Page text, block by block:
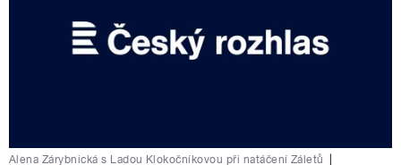
Alena Zárybnická s Ladou Klokočníkovou při natáčení Záletů